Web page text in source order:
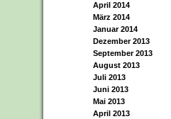
April 2014
März 2014
Januar 2014
Dezember 2013
September 2013
August 2013
Juli 2013
Juni 2013
Mai 2013
April 2013